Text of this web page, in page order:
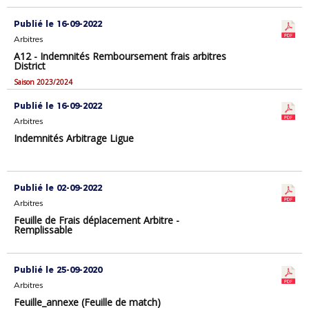
Publié le 16-09-2022
Arbitres
A12 - Indemnités Remboursement frais arbitres
District
Saison 2023/2024
Publié le 16-09-2022
Arbitres
Indemnités Arbitrage Ligue
Publié le 02-09-2022
Arbitres
Feuille de Frais déplacement Arbitre -
Remplissable
Publié le 25-09-2020
Arbitres
Feuille_annexe (Feuille de match)